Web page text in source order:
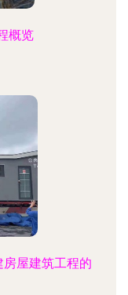
概览
屋建筑工程的